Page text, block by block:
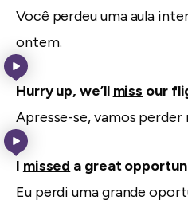
Você perdeu uma aula
ontem.
Hurry up, we’ll miss our
Apresse-se, vamos perder
I missed a great
Eu perdi uma grande